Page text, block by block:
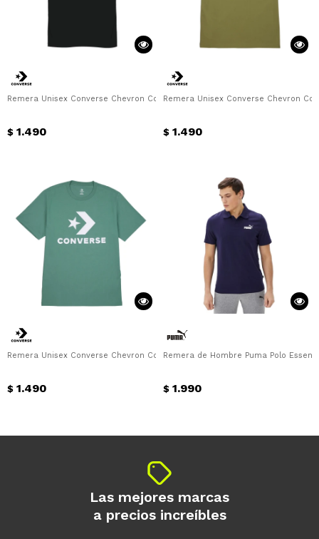
Remera Unisex Converse Chevron Converse - Negro
$ 1.490
Remera Unisex Converse Chevron
$ 1.490
Remera Unisex Converse Chevron Converse - Verde - Blanco
$ 1.490
Remera de Hombre Puma Polo
$ 1.990
Las mejores marcas
a precios increíbles